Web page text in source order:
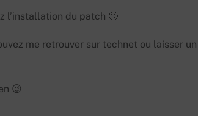
l’installation du patch 🙂
me retrouver sur technet ou laisser
😉